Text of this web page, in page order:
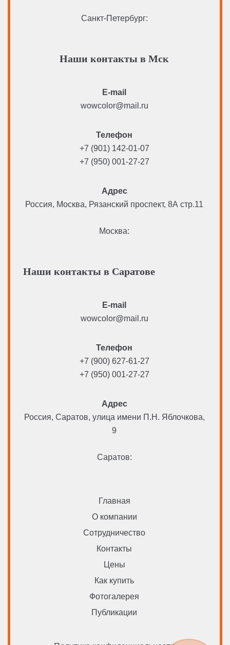
Санкт-Петербург:
Наши контакты в Мск
E-mail
wowcolor@mail.ru
Телефон
+7 (901) 142-01-07
+7 (950) 001-27-27
Адрес
Россия, Москва, Рязанский проспект, 8А стр.11
Москва:
Наши контакты в Саратове
E-mail
wowcolor@mail.ru
Телефон
+7 (900) 627-61-27
+7 (950) 001-27-27
Адрес
Россия, Саратов, улица имени П.Н. Яблочкова,
9
Саратов:
Главная
О компании
Сотрудничество
Контакты
Цены
Как купить
Фотогалерея
Публикации